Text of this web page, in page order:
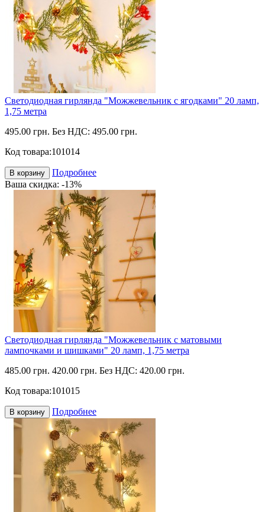
Светодиодная гирлянда "Можжевельник с ягодками" 20 ламп,
1,75 метра
495.00 грн. Без НДС: 495.00 грн.
Код товара:101014
В корзину
Подробнее
Ваша скидка: -13%
Светодиодная гирлянда "Можжевельник с матовыми
лампочками и шишками" 20 ламп, 1,75 метра
485.00 грн. 420.00 грн. Без НДС: 420.00 грн.
Код товара:101015
В корзину Подробнее